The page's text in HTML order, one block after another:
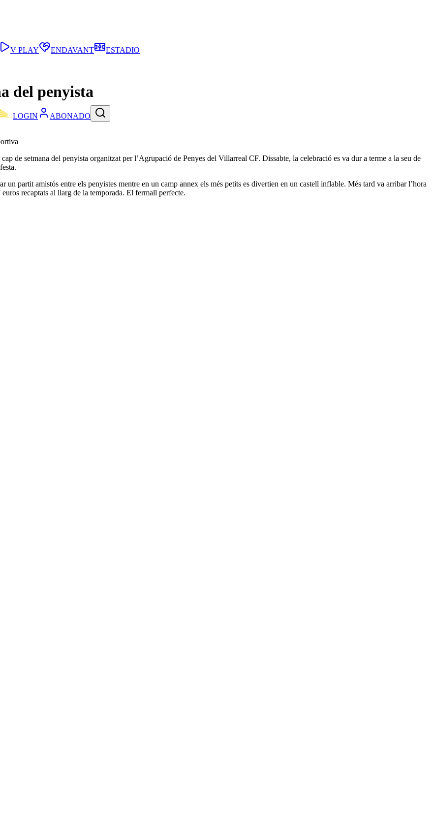
LOGIN ABONADO
V PLAY ENDAVANT ESTADIO
del penyista
de setmana del penyista organitzat per l’Agrupació de Penyes del Villarreal CF. Dissabte, la celebració es va dur a terme a la seu de
un partit amistós entre els penyistes mentre en un camp annex els més petits es divertien en un castell inflable. Més tard va arribar l’hora
recaptats al llarg de la temporada. El fermall perfecte.